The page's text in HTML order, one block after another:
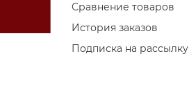
Сравнение товаров
История заказов
Подписка на рассылку